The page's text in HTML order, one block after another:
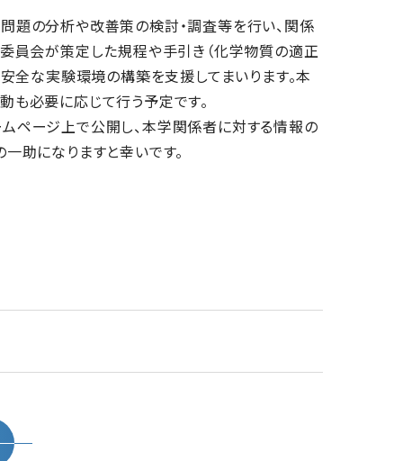
の分析や改善策の検討・調査等を行い、関係
員会が策定した規程や手引き（化学物質の適正
全な実験環境の構築を支援してまいります。本
必要に応じて行う予定です。
ージ上で公開し、本学関係者に対する情報の
助になりますと幸いです。